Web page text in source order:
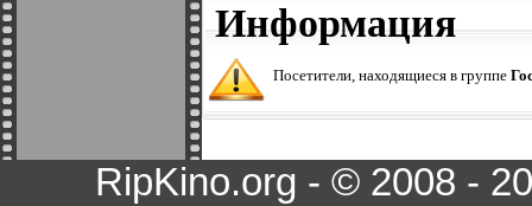
Информация
Посетители, находящиеся в группе
RipKino.org - © 2008 -